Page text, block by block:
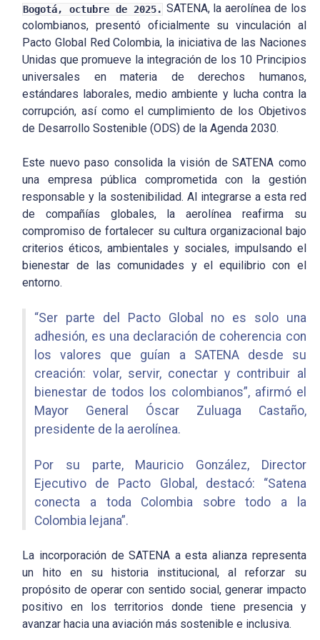
Bogotá, octubre de 2025. SATENA, la aerolínea de los
colombianos, presentó oficialmente su vinculación al
Pacto Global Red Colombia, la iniciativa de las Naciones
Unidas que promueve la integración de los 10 Principios
universales en materia de derechos humanos,
estándares laborales, medio ambiente y lucha contra la
corrupción, así como el cumplimiento de los Objetivos
de Desarrollo Sostenible (ODS) de la Agenda 2030.
Este nuevo paso consolida la visión de SATENA como
una empresa pública comprometida con la gestión
responsable y la sostenibilidad. Al integrarse a esta red
de compañías globales, la aerolínea reafirma su
compromiso de fortalecer su cultura organizacional bajo
criterios éticos, ambientales y sociales, impulsando el
bienestar de las comunidades y el equilibrio con el
entorno.
“Ser parte del Pacto Global no es solo una
adhesión, es una declaración de coherencia con
los valores que guían a SATENA desde su
creación: volar, servir, conectar y contribuir al
bienestar de todos los colombianos”, afirmó el
Mayor General Óscar Zuluaga Castaño,
presidente de la aerolínea.
Por su parte, Mauricio González, Director
Ejecutivo de Pacto Global, destacó: “Satena
conecta a toda Colombia sobre todo a la
Colombia lejana”.
La incorporación de SATENA a esta alianza representa
un hito en su historia institucional, al reforzar su
propósito de operar con sentido social, generar impacto
positivo en los territorios donde tiene presencia y
avanzar hacia una aviación más sostenible e inclusiva.